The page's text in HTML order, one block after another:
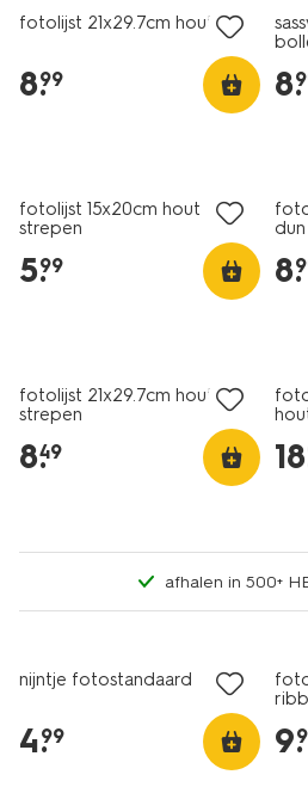
fotolijst 21x29.7cm hout dun
8.
99 8.
fotolijst 15x20cm hout
strepen
5.
99
dun
8.
fotolijst 21x29.7cm hout
strepen
8.
49 18
afhalen in 500+
nijntje fotostandaard
4.
99 9.